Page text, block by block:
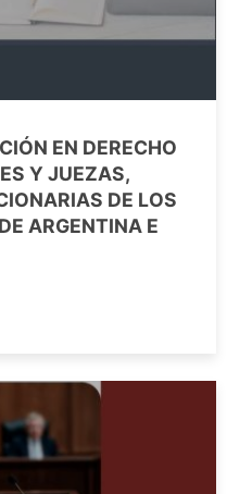
EN DERECHO
Y JUEZAS,
DE LOS
ARGENTINA E